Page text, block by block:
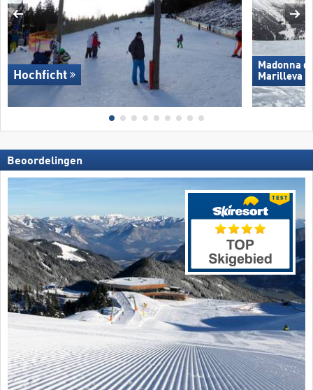
Hochficht
Madonna
Marilleva
Beoordelingen